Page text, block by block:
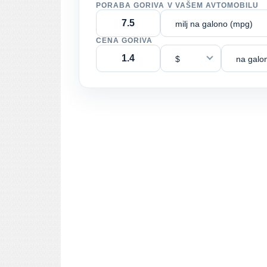
PORABA GORIVA V VAŠEM AVTOMOBILU
milj na galono (mpg)
CENA GORIVA
$ na